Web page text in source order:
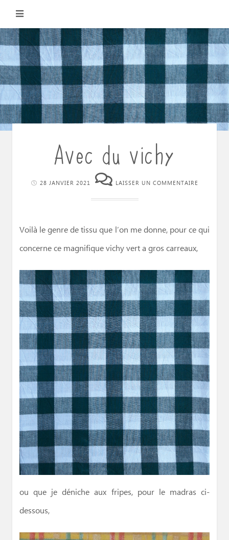
content
Avec du vichy
28 JANVIER 2021 LAISSER UN COMMENTAIRE
Voilà le genre de tissu que l’on me donne, pour ce qui
concerne ce magnifique vichy vert a gros carreaux,
ou que je déniche aux fripes, pour le madras ci-
dessous,